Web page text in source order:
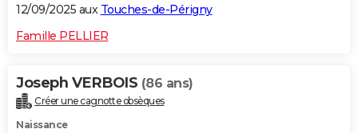
12/09/2025 aux Touches-de-Périgny
Famille PELLIER
Joseph VERBOIS (86 ans)
Créer une cagnotte obsèques
Naissance